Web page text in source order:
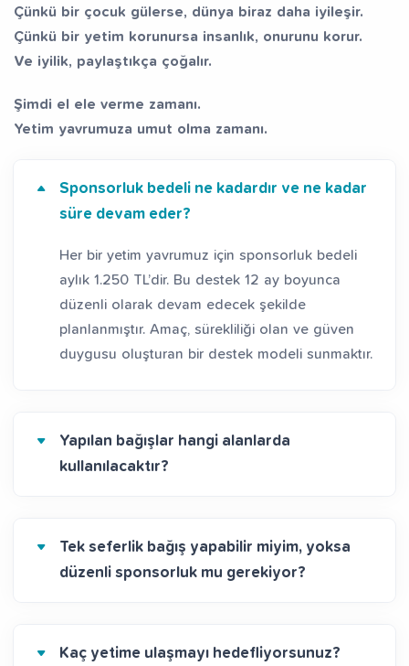
Çünkü bir çocuk gülerse, dünya biraz daha iyileşir.
Çünkü bir yetim korunursa insanlık, onurunu korur.
Ve iyilik, paylaştıkça çoğalır.
Şimdi el ele verme zamanı.
Yetim yavrumuza umut olma zamanı.
Sponsorluk bedeli ne kadardır ve ne kadar
süre devam eder?
Her bir yetim yavrumuz için sponsorluk bedeli
aylık 1.250 TL’dir. Bu destek 12 ay boyunca
düzenli olarak devam edecek şekilde
planlanmıştır. Amaç, sürekliliği olan ve güven
duygusu oluşturan bir destek modeli sunmaktır.
Yapılan bağışlar hangi alanlarda
kullanılacaktır?
Tek seferlik bağış yapabilir miyim, yoksa
düzenli sponsorluk mu gerekiyor?
Kaç yetime ulaşmayı hedefliyorsunuz?